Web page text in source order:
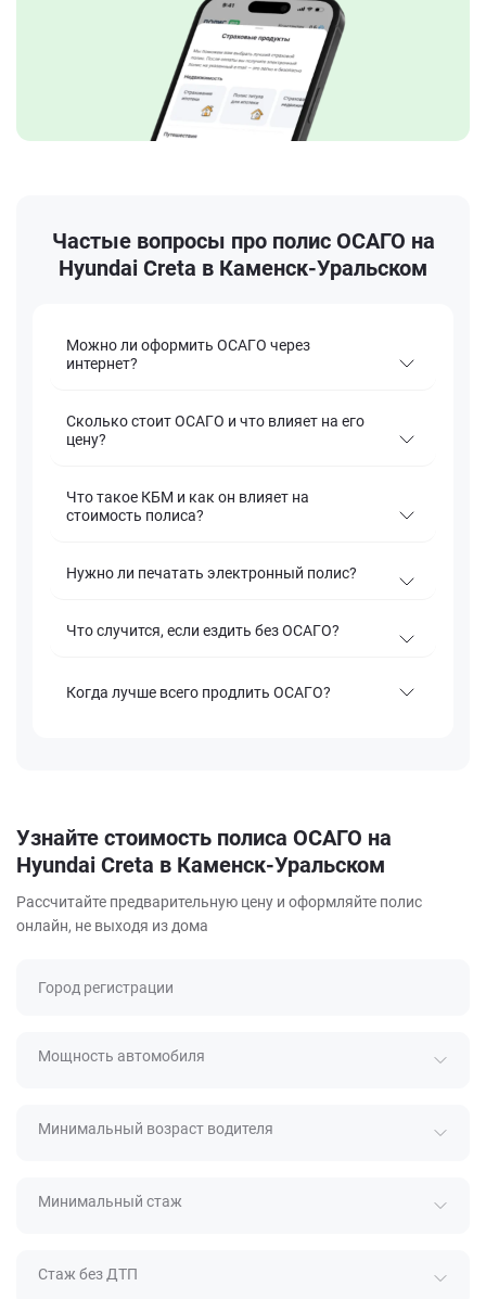
Частые вопросы про полис ОСАГО на
Hyundai Creta в Каменск-Уральском
Можно ли оформить ОСАГО через
интернет?
Сколько стоит ОСАГО и что влияет на его
цену?
Что такое КБМ и как он влияет на
стоимость полиса?
Нужно ли печатать электронный полис?
Что случится, если ездить без ОСАГО?
Когда лучше всего продлить ОСАГО?
Узнайте стоимость полиса ОСАГО на
Hyundai Creta в Каменск-Уральском
Рассчитайте предварительную цену и оформляйте полис
онлайн, не выходя из дома
Город регистрации
Мощность автомобиля
Минимальный возраст водителя
Минимальный стаж
Стаж без ДТП